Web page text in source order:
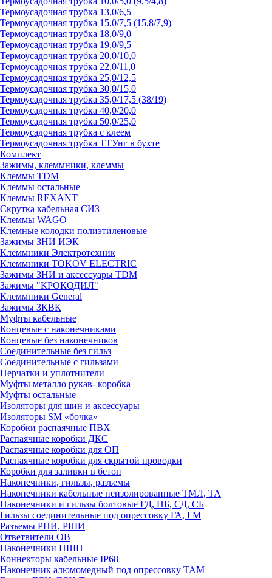
Термоусадочная трубка 13,0/6,5
Термоусадочная трубка 15,0/7,5 (15,8/7,9)
Термоусадочная трубка 18,0/9,0
Термоусадочная трубка 19,0/9,5
Термоусадочная трубка 20,0/10,0
Термоусадочная трубка 22,0/11,0
Термоусадочная трубка 25,0/12,5
Термоусадочная трубка 30,0/15,0
Термоусадочная трубка 35,0/17,5 (38/19)
Термоусадочная трубка 40,0/20,0
Термоусадочная трубка 50,0/25,0
Термоусадочная трубка с клеем
Термоусадочная трубка ТТУнг в бухте
Комплект
Зажимы, клеммники, клеммы
Клеммы TDM
Клеммы остальные
Клеммы REXANT
Скрутка кабельная СИЗ
Клеммы WAGO
Клемные колодки полиэтиленовые
Зажимы ЗНИ ИЭК
Клеммники Электротехник
Клеммники TOKOV ELECTRIC
Зажимы ЗНИ и аксессуары TDM
Зажимы "КРОКОДИЛ"
Клеммники General
Зажимы 3КВК
Муфты кабельные
Концевые с наконечниками
Концевые без наконечников
Соединительные без гильз
Соединительные с гильзами
Перчатки и уплотнители
Муфты металло рукав- коробка
Муфты остальные
Изоляторы для шин и аксессуары
Изоляторы SM «бочка»
Коробки распаячные ПВХ
Распаячные коробки ДКС
Распаячные коробки для ОП
Распаячные коробки для скрытой проводки
Коробки для заливки в бетон
Наконечники, гильзы, разъемы
Наконечники кабельные неизолированные ТМЛ, ТА
Наконечники и гильзы болтовые ГД, НБ, СД, СБ
Гильзы соединительные под опрессовку ГА, ГМ
Разъемы РПИ, РШИ
Ответвители ОВ
Наконечники НШП
Коннекторы кабельные IP68
Наконечник алюмомедный под опрессовку ТАМ